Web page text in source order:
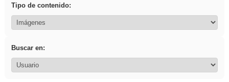
Tipo de contenido:
Buscar en: